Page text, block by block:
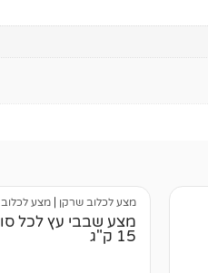
מצע לכלוב שרקן מצע לכלוב
מצע שבבי עץ לכל
15 ק"ג